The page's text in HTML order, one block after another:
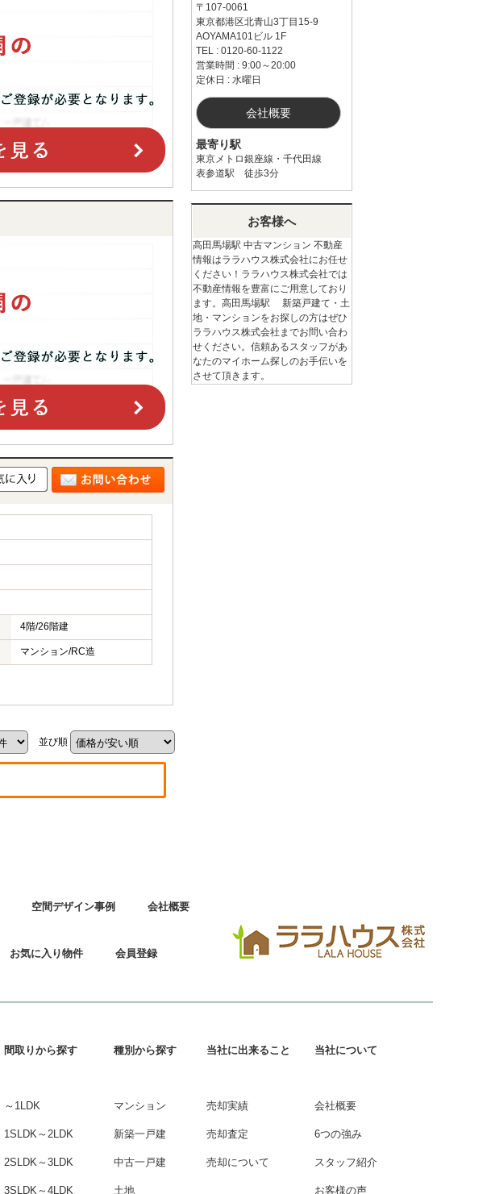
4階/26階建
マンション/RC造
並び順
〒107-0061
東京都港区北青山3丁目15-9
AOYAMA101ビル 1F
TEL : 0120-60-1122
営業時間 : 9:00～20:00
定休日 : 水曜日
会社概要
最寄り駅
東京メトロ銀座線・千代田線
表参道駅 徒歩3分
お客様へ
高田馬場駅 中古マンション 不動産
情報はララハウス株式会社にお任せ
ください！ララハウス株式会社では
不動産情報を豊富にご用意しており
ます。高田馬場駅 新築戸建て・土
地・マンションをお探しの方はぜひ
ララハウス株式会社までお問い合わ
せください。信頼あるスタッフがあ
なたのマイホーム探しのお手伝いを
させて頂きます。
空間デザイン事例 会社概要
お気に入り物件 会員登録
間取りから探す
～1LDK
1SLDK～2LDK
2SLDK～3LDK
3SLDK～4LDK
種別から探す
マンション
新築一戸建
中古一戸建
土地
当社に出来ること
売却実績
売却査定
売却について
当社について
会社概要
6つの強み
スタッフ紹介
お客様の声